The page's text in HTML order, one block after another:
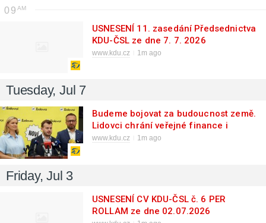
09
USNESENÍ 11. zasedání Předsednictva
KDU-ČSL ze dne 7. 7. 2026
www.kdu.cz 1m ago
Tuesday, Jul 7
Budeme bojovat za budoucnost země.
Lidovci chrání veřejné finance i
pracující rodiny
www.kdu.cz 1m ago
Friday, Jul 3
USNESENÍ CV KDU-ČSL č. 6 PER
ROLLAM ze dne 02.07.2026